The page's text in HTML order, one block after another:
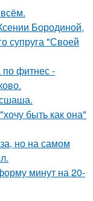
Бородиной,
супруга "Своей
по фитнес -
быть как она"
но на самом
минут на 20-